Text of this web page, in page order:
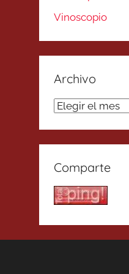
Vinoscopio
Archivo
Archivo
Comparte